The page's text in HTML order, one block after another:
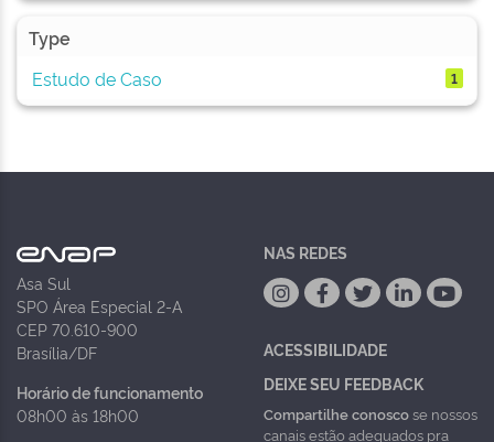
Type
Estudo de Caso
1
Asa Sul
SPO Área Especial 2-A
CEP 70.610-900
Brasília/DF
Horário de funcionamento
08h00 às 18h00
NAS REDES
ACESSIBILIDADE
DEIXE SEU FEEDBACK
Compartilhe conoscose nossos
canais estão adequados pra